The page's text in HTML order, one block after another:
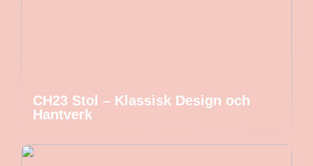
CH23 Stol – Klassisk Design och
Hantverk